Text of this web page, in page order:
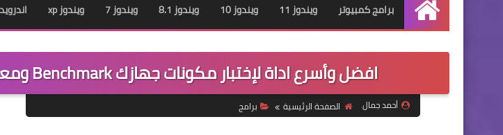
الرئيسية
برامج كمبيوتر ويندوز 11 ويندوز 10 ويندوز 8.1 ويندوز 7 ويندوز xp اندرويد
افضل وأسرع اداة لإختبار مكونات جهازك Benchmark ومعرفة أدائه
أحمد جمال الصفحة الرئيسية برامج